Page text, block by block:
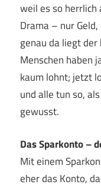
weil es so herrlich
Drama – nur
genau da liegt
Menschen haben
kaum lohnt; jetzt
und alle tun so,
gewusst.
Das Sparkonto –
Mit einem
eher das Konto,